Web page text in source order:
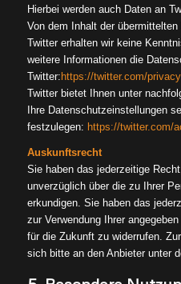
Hierbei werden auch Daten an
Von dem Inhalt der
Twitter erhalten wir keine
weitere Informationen die
Twitter: https://twitter.com/privacy
Twitter bietet Ihnen unter
Ihre Datenschutzeinstellungen
festzulegen: https://twitter.com/
Auskunftsrecht
Sie haben das jederzeitige
unverzüglich über die zu Ihrer
erkundigen. Sie haben das
zur Verwendung Ihrer
für die Zukunft zu widerrufen.
sich bitte an den Anbieter unter